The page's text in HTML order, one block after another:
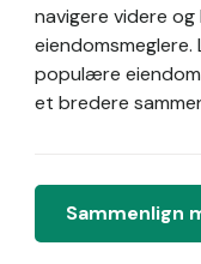
navigere videre
populære
et bredere
Sammenlign